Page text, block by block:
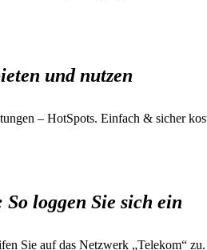
und nutzen
– HotSpots. Einfach & sicher
loggen Sie sich ein
Sie auf das Netzwerk „Telekom“